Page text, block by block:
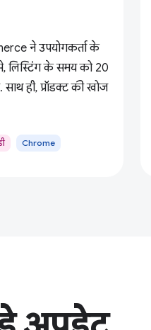
ने उपयोगकर्ता के
लिस्टिंग के समय को 20
ही, प्रॉडक्ट की खोज
Chrome